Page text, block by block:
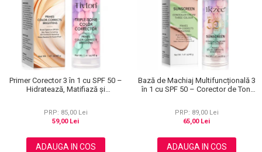
Primer Corector 3 în 1 cu SPF 50 –
Hidratează, Matifiază și
PRP: 85,00 Lei
59,00 Lei
ADAUGA IN COS
Bază de Machiaj Multifuncțională 3
în 1 cu SPF 50 – Corector de Ton,
PRP: 89,00 Lei
65,00 Lei
ADAUGA IN COS